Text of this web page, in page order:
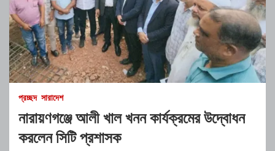
প্রচ্ছদ সারাদেশ
নারায়ণগঞ্জে আলী খাল খনন কার্যক্রমের উদ্বোধন
করলেন সিটি প্রশাসক